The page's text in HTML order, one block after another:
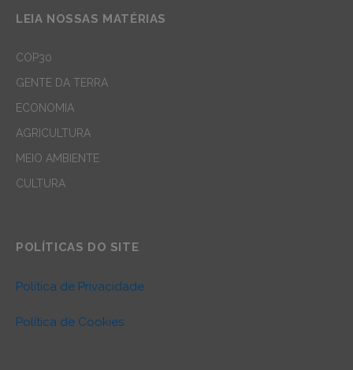
LEIA NOSSAS MATÉRIAS
COP30
GENTE DA TERRA
ECONOMIA
AGRICULTURA
MEIO AMBIENTE
CULTURA
POLÍTICAS DO SITE
Política de Privacidade
Política de Cookies